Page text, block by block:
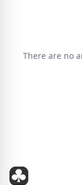
There are no